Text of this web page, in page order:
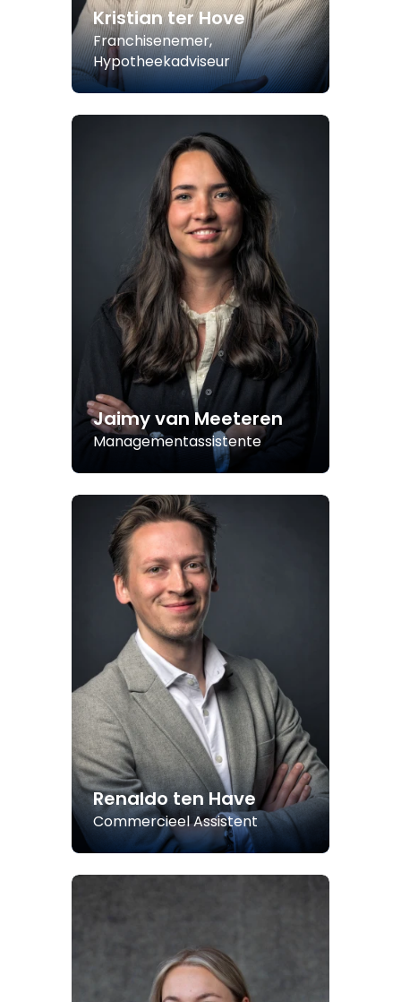
Kristian ter Hove
Franchisenemer,
Hypotheekadviseur
Jaimy van Meeteren
Managementassistente
Renaldo ten Have
Commercieel Assistent